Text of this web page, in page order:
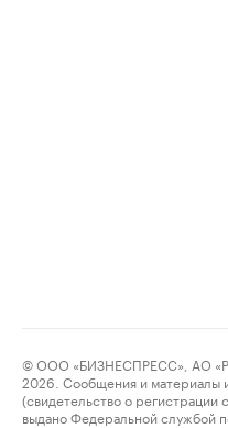
© ООО «БИЗНЕСПРЕСС», АО
2026. Сообщения и материалы
(свидетельство о
выдано Федеральной службой